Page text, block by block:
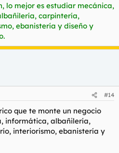
lo mejor es estudiar mecánica,
carpintería,
ebanistería y diseño y
#14
que te monte un negocio
informática, albañilería,
interiorismo, ebanistería y